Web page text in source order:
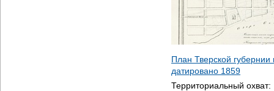
План Тверской
датировано 1859
Территориальный охват: